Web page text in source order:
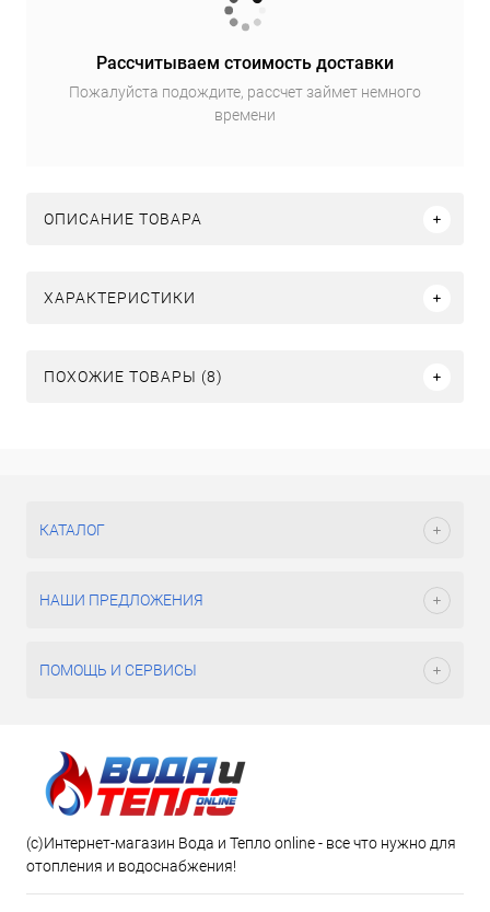
Рассчитываем стоимость доставки
Пожалуйста подождите, рассчет займет немного
времени
ОПИСАНИЕ ТОВАРА
ХАРАКТЕРИСТИКИ
ПОХОЖИЕ ТОВАРЫ (8)
КАТАЛОГ
НАШИ ПРЕДЛОЖЕНИЯ
ПОМОЩЬ И СЕРВИСЫ
(c)Интернет-магазин Вода и Тепло online - все что нужно для
отопления и водоснабжения!